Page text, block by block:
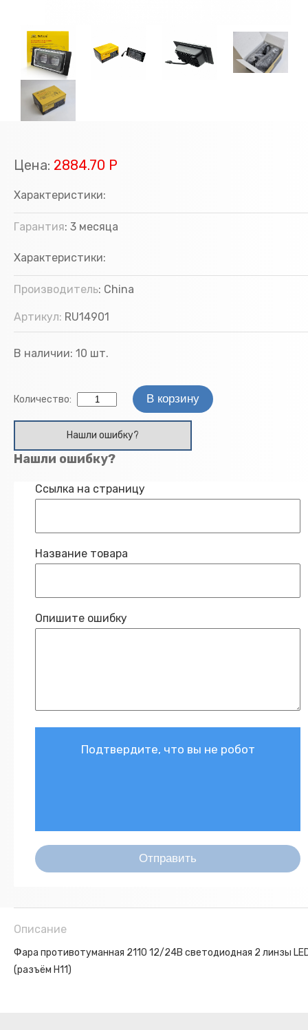
Цена: 2884.70 Р
Характеристики:
Гарантия: 3 месяца
Характеристики:
Производитель: China
Артикул: RU14901
В наличии: 10 шт.
Количество:
Нашли ошибку?
Нашли ошибку?
Ссылка на страницу
Название товара
Опишите ошибку
Подтвердите, что вы не робот
Описание
Фара противотуманная 2110 12/24В светодиодная 2 линзы
(разъём H11)